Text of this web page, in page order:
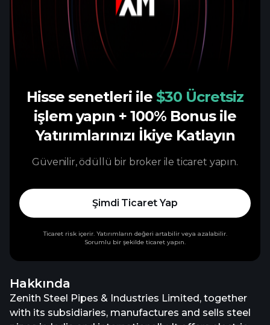
Hakkında
Zenith Steel Pipes & Industries Limited, together
with its subsidiaries, manufactures and sells steel
Hisse senetleri ile $30 Ücretsiz
işlem yapın + 100% Bonus ile
Yatırımlarınızı İkiye Katlayın
Güvenilir, ödüllü bir broker ile ticaret yapın.
Şimdi Ticaret Yap
Ticaret risk içerir. Yatırımların değeri artabilir veya azalabilir.
Sorumlu bir şekilde ticaret yapın.